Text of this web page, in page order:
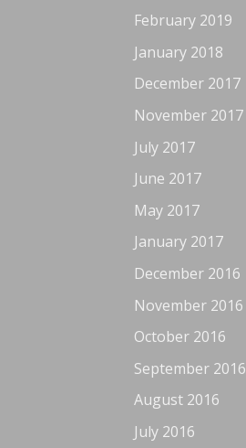
February 2019
January 2018
December 2017
November 2017
July 2017
June 2017
May 2017
January 2017
December 2016
November 2016
October 2016
September 2016
August 2016
July 2016